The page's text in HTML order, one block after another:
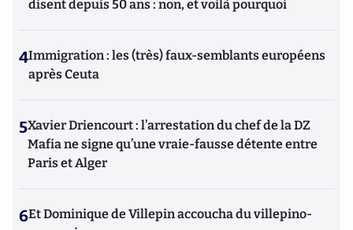
disent depuis 50 ans : non, et voilà pourquoi
4Immigration : les (très) faux-semblants européens
après Ceuta
5Xavier Driencourt : l’arrestation du chef de la DZ
Mafia ne signe qu’une vraie-fausse détente entre
Paris et Alger
6Et Dominique de Villepin accoucha du villepino-